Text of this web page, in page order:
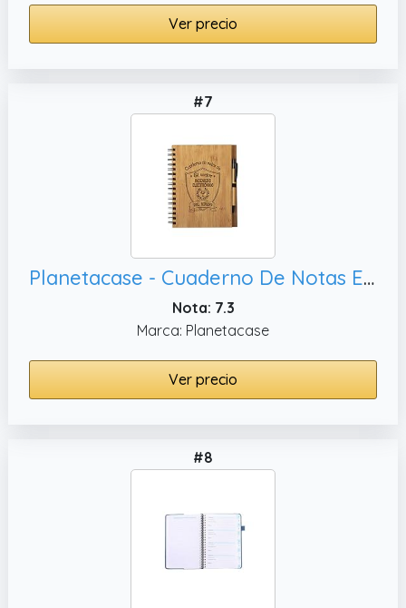
Ver precio
#7
Planetacase - Cuaderno De Notas El Mejor Ingeniero Electronico Del Mundo - Libreta Para Ingenieros De Madera Natural Con Boligrafo - Bloc de Notas A5 con 80 Hojas - Diseño Grabado en Bajorrelieve
Nota: 7.3
Marca: Planetacase
Ver precio
#8